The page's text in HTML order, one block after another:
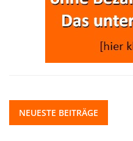
NEUESTE BEITRÄGE